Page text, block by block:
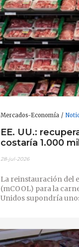
Mercados-Economía
EE. UU.:
costaría 1.000
28-jul-2026
La reinstauración del
(mCOOL) para la
Unidos supondría